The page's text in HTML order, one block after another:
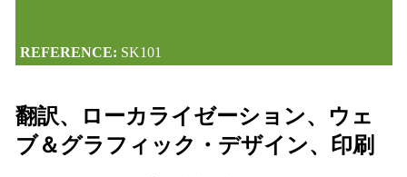
REFERENCE: SK101
翻訳、ローカライゼーション、ウェ
ブ＆グラフィック・デザイン、印刷